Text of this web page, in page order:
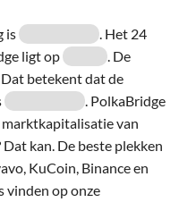
is
. Het 24
ligt op
. De
Dat betekent dat de
. PolkaBridge
marktkapitalisatie van
kan. De beste plekken
KuCoin, Binance en
vinden op onze